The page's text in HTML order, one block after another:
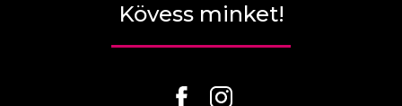
Kövess minket!